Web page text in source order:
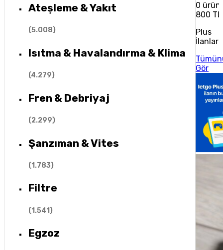
Ateşleme & Yakıt
(5.008)
Isıtma & Havalandırma & Klima
(4.279)
Fren & Debriyaj
(2.299)
Şanzıman & Vites
(1.783)
Filtre
(1.541)
Egzoz
0
800 TL
Plus
İlanlar
Gör